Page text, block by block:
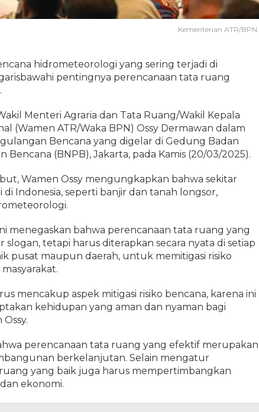
Kementerian ATR/BPN.
hidrometeorologi yang sering terjadi di
pentingnya perencanaan tata ruang
Menteri Agraria dan Tata Ruang/Wakil Kepala
(Wamen ATR/Waka BPN) Ossy Dermawan dalam
Bencana yang digelar di Gedung Badan
Bencana (BNPB), Jakarta, pada Kamis (20/03/2025).
Wamen Ossy mengungkapkan bahwa sekitar
di Indonesia, seperti banjir dan tanah longsor,
menegaskan bahwa perencanaan tata ruang yang
slogan, tetapi harus diterapkan secara nyata di setiap
pusat maupun daerah, untuk memitigasi risiko
mencakup aspek mitigasi risiko bencana, karena ini
kehidupan yang aman dan nyaman bagi
perencanaan tata ruang yang efektif merupakan
berkelanjutan. Selain mengatur
yang baik juga harus mempertimbangkan
ekonomi.